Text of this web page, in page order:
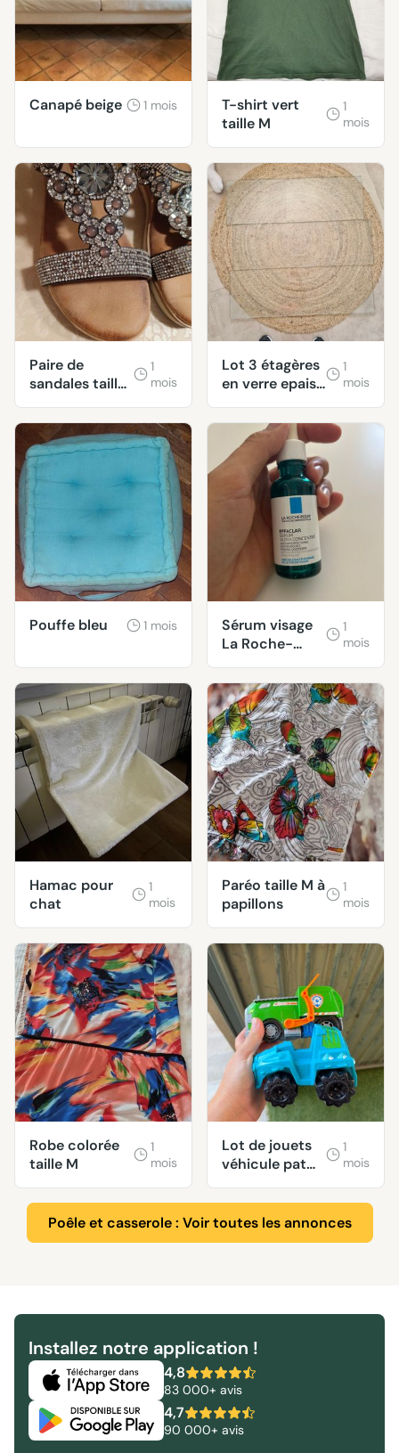
Canapé beige 1 mois
T-shirt vert
taille M
1
mois
Paire de
sandales taille
38
1
mois
Lot 3 étagères
en verre epais
résistantes
1
mois
Pouffe bleu 1 mois
Sérum visage
La Roche-
Posay Effaclar
1
mois
Hamac pour
chat
1
mois
Paréo taille M à
papillons
1
mois
Robe colorée
taille M
1
mois
Lot de jouets
véhicule pat
patrouille
1
mois
Poêle et casserole : Voir toutes les annonces
Installez notre application !
4,8
83 000+ avis
4,7
90 000+ avis